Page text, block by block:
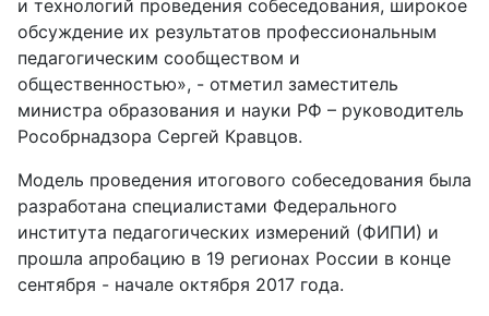
и технологий проведения собеседования, широкое
обсуждение их результатов профессиональным
педагогическим сообществом и
общественностью», - отметил заместитель
министра образования и науки РФ – руководитель
Рособрнадзора Сергей Кравцов.
Модель проведения итогового собеседования была
разработана специалистами Федерального
института педагогических измерений (ФИПИ) и
прошла апробацию в 19 регионах России в конце
сентября - начале октября 2017 года.